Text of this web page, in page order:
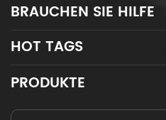
BRAUCHEN SIE HILFE
HOT TAGS
PRODUKTE